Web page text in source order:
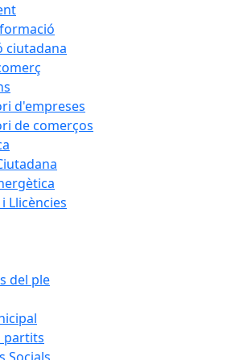
ciutadana
d'empreses
de comerços
Llicències
del ple
partits